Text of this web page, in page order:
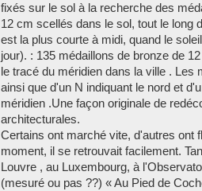
fixés sur le sol à la recherche des
12 cm scellés dans le sol, tout le long
est la plus courte à midi, quand le
jour). : 135 médaillons de bronze de
le tracé du méridien dans la ville .
ainsi que d'un N indiquant le nord et
méridien .Une façon originale de
architecturales.
Certains ont marché vite, d'autres ont
moment, il se retrouvait facilement.
Louvre , au Luxembourg, à
(mesuré ou pas ??) « Au Pied de